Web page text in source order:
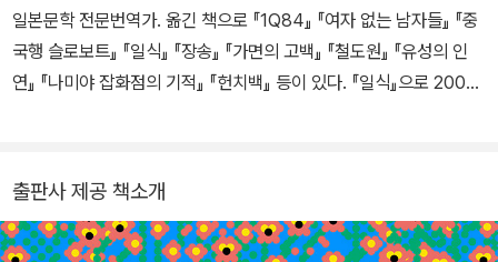
토코에게 화가 난 모양이었다.
˝왜 그래, 내가 무슨 이상한 말이라도 했어?˝
웃으면서 되물은 순간, 사토코의 얼굴에서도 미소가 사라졌다. 자신
을 사토코는 여동생보다 훨씬 더 차가운 눈빛으로 가만히 지켜보았
다.
나오키상, 《숨은 국화》로 시바타 렌자부로상을 수상했다. 2013년 세
상을 떠났다. 2022년 한국에서 복간된 《백광》은 배신과 상처를 다룬
처절한 인간 드라마로, 일곱 인물의 고백에 잇따르는 일곱 번의 반전
다. 이어 《열린 어둠》 일본어판 원제: 《밤이여, 쥐들을 위해 夜よ鼠
たちのために》 은 국내에 처음 소개된 아홉 편의 주옥같은 미스터리
단편소설로, 동양의 고전적 정취부터 서양의 모던한 느와르까지 동서
일본문학 전문번역가. 옮긴 책으로 『1Q84』 『여자 없는 남자들』 『중
국행 슬로보트』 『일식』 『장송』 『가면의 고백』 『철도원』 『유성의 인
연』 『나미야 잡화점의 기적』 『헌치백』 등이 있다. 『일식』으로 2005
출판사 제공 책소개